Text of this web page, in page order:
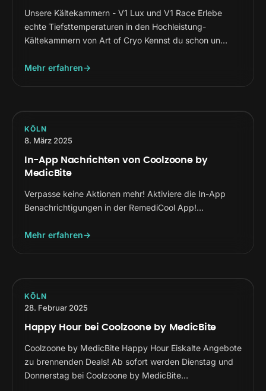
Unsere Kältekammern - V1 Lux und V1 Race Erlebe
echte Tiefsttemperaturen in den Hochleistung-
Kältekammern von Art of Cryo Kennst du schon un…
Mehr erfahren
KÖLN
8. März 2025
In-App Nachrichten von Coolzoone by
MedicBite
Verpasse keine Aktionen mehr! Aktiviere die In-App
Benachrichtigungen in der RemediCool App!…
Mehr erfahren
KÖLN
28. Februar 2025
Happy Hour bei Coolzoone by MedicBite
Coolzoone by MedicBite Happy Hour Eiskalte Angebote
zu brennenden Deals! Ab sofort werden Dienstag und
Donnerstag bei Coolzoone by MedicBite…